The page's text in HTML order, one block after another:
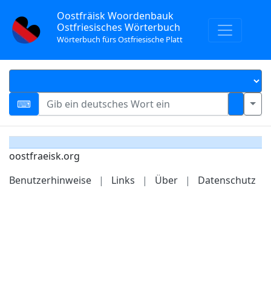
Oostfräisk Woordenbauk
Ostfriesisches Wörterbuch
Wörterbuch fürs Ostfriesische Platt
oostfraeisk.org
Benutzerhinweise
| Links | Über | Datenschutz